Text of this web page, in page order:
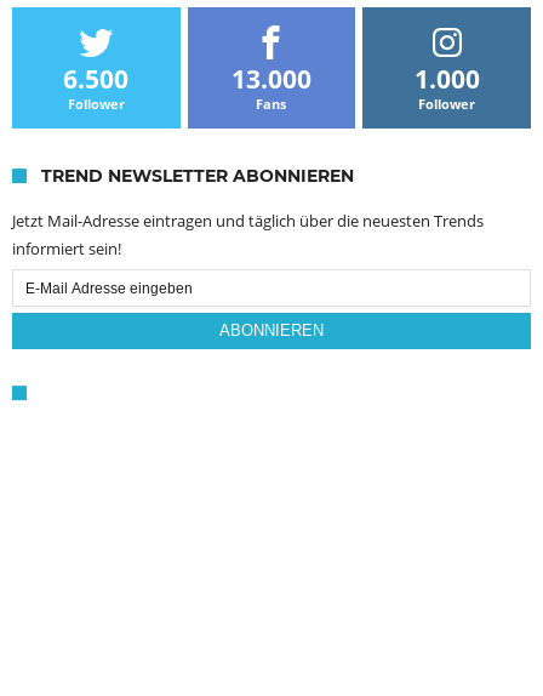
6.500
Follower
13.000
Fans
1.000
Follower
TREND NEWSLETTER ABONNIEREN
Jetzt Mail-Adresse eintragen und täglich über die neuesten Trends
informiert sein!
Email
Subscription
ABONNIEREN